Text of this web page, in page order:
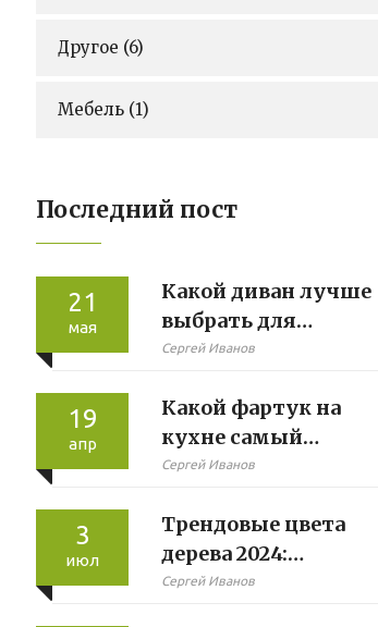
Другое (6)
Мебель (1)
Последний пост
21
мая
Какой диван лучше
выбрать для
ежедневного сна:
полиуретановый?
Сергей Иванов
19
апр
Какой фартук на
кухне самый
практичный:
Сергей Иванов
3
июл
Трендовые цвета
дерева 2024:
Истинные фавориты
Сергей Иванов